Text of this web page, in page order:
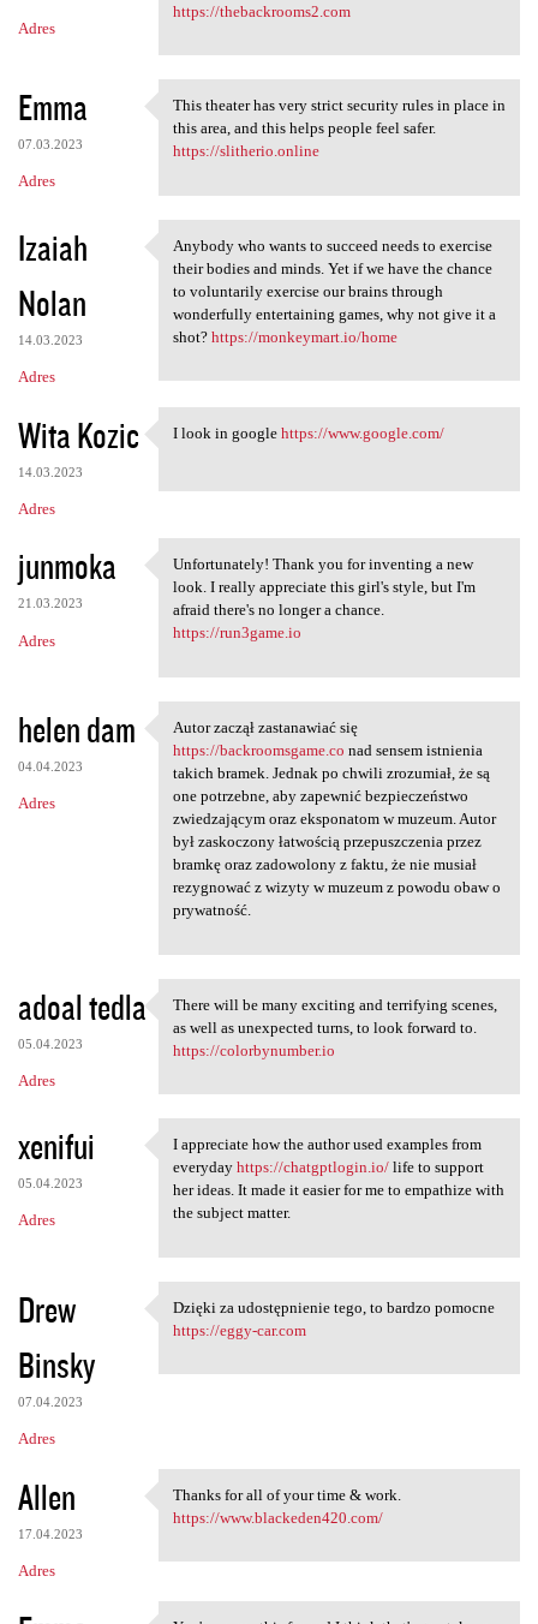
Adres
https://thebackrooms2.com
Emma
07.03.2023
Adres
This theater has very strict
This theater has very strict security rules in place in
this area, and this helps people feel safer.
https://slitherio.online
Izaiah
Nolan
14.03.2023
Adres
Anybody who wants to succeed
Anybody who wants to succeed needs to exercise
their bodies and minds. Yet if we have the chance
to voluntarily exercise our brains through
wonderfully entertaining games, why not give it a
shot? https://monkeymart.io/home
Wita Kozic
14.03.2023
Adres
I look in google https://www
I look in google https://www.google.com/
junmoka
21.03.2023
Adres
Unfortunately! Thank you for
Unfortunately! Thank you for inventing a new
look. I really appreciate this girl's style, but I'm
afraid there's no longer a chance.
https://run3game.io
helen dam
04.04.2023
Adres
Autor zaczął zastanawiać się
Autor zaczął zastanawiać się
https://backroomsgame.co nad sensem istnienia
takich bramek. Jednak po chwili zrozumiał, że są
one potrzebne, aby zapewnić bezpieczeństwo
zwiedzającym oraz eksponatom w muzeum. Autor
był zaskoczony łatwością przepuszczenia przez
bramkę oraz zadowolony z faktu, że nie musiał
rezygnować z wizyty w muzeum z powodu obaw o
prywatność.
adoal tedla
05.04.2023
Adres
There will be many exciting
There will be many exciting and terrifying scenes,
as well as unexpected turns, to look forward to.
https://colorbynumber.io
xenifui
05.04.2023
Adres
I appreciate how the author
I appreciate how the author used examples from
everyday https://chatgptlogin.io/life to support
her ideas. It made it easier for me to empathize with
the subject matter.
Drew
Binsky
07.04.2023
Adres
Dzięki za udostępnienie tego,
Dzięki za udostępnienie tego, to bardzo pomocne
https://eggy-car.com
Allen
17.04.2023
Adres
Thanks for all of your time &
Thanks for all of your time & work.
https://www.blackeden420.com/